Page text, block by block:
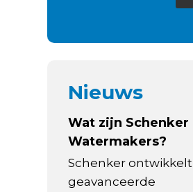
Nieuws
Wat zijn Schenker
Watermakers?
Schenker ontwikkelt
geavanceerde